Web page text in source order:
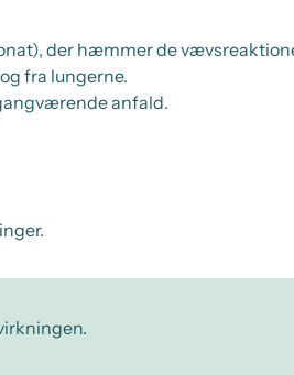
der hæmmer de
fra lungerne.
anfald.